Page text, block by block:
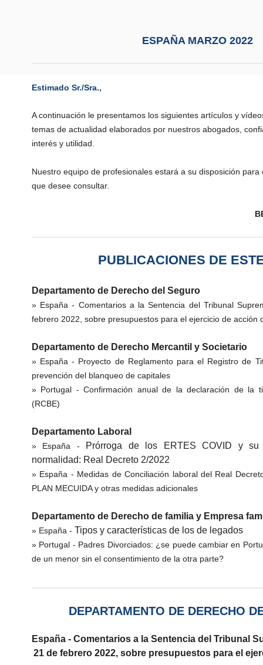
ESPAÑA MARZO 2022
Estimado Sr./Sra.,
A continuación le presentamos los siguientes artículos y
temas de actualidad elaborados por nuestros abogados,
interés y utilidad.
Nuestro equipo de profesionales estará a su disposición
que desee consultar.
PUBLICACIONES DE
Departamento de Derecho del Seguro
» España - Comentarios a la Sentencia del Tribunal
febrero 2022, sobre presupuestos para el ejercicio de acción
Departamento de Derecho Mercantil y Societario
» España - Proyecto de Reglamento para el Registro de
prevención del blanqueo de capitales
» Portugal -Confirmación anual de la declaración de la
(RCBE)
Departamento Laboral
» España -
Prórroga de los ERTES COVID y
normalidad: Real Decreto 2/2022
» España - Medidas de Conciliación laboral del Real
PLAN MECUIDA y otras medidas adicionales
Departamento de Derecho de familia y Empresa
» España - Tipos y características de los de legados
» Portugal - Padres Divorciados: ¿se puede cambiar en
de un menor sin el consentimiento de la otra parte?
DEPARTAMENTO DE DERECHO
España - Comentarios a la Sentencia del Tribunal
21 de febrero 2022, sobre presupuestos para el